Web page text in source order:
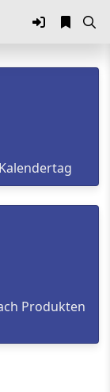
Produkten